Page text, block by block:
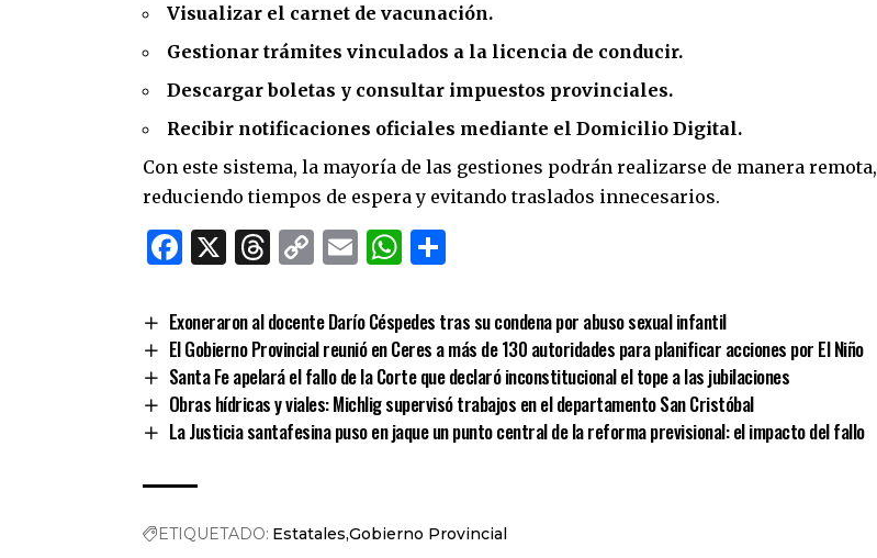
Visualizar el carnet de vacunación.
Gestionar trámites vinculados a la licencia de conducir.
Descargar boletas y consultar impuestos provinciales.
Recibir notificaciones oficiales mediante el Domicilio Digital.
Con este sistema, la mayoría de las gestiones podrán realizarse de manera remota,
reduciendo tiempos de espera y evitando traslados innecesarios.
Facebook
X Threads
CopyEmailWhatsApp
Exoneraron al docente Darío Céspedes tras su condena por abuso sexual infantil
El Gobierno Provincial reunió en Ceres a más de 130 autoridades para planificar acciones por El Niño
Santa Fe apelará el fallo de la Corte que declaró inconstitucional el tope a las jubilaciones
Obras hídricas y viales: Michlig supervisó trabajos en el departamento San Cristóbal
La Justicia santafesina puso en jaque un punto central de la reforma previsional: el impacto del fallo
ETIQUETADO: Estatales Gobierno Provincial